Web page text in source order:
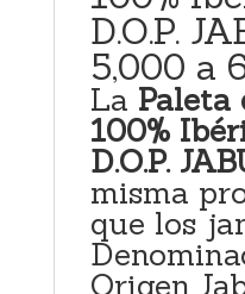
D.O.P.
5,000 a
La Paleta
100%
D.O.P.
misma
que los
Origen